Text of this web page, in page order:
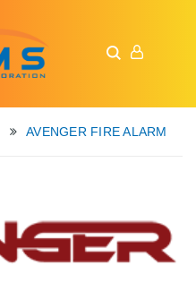
AVENGER FIRE ALARM